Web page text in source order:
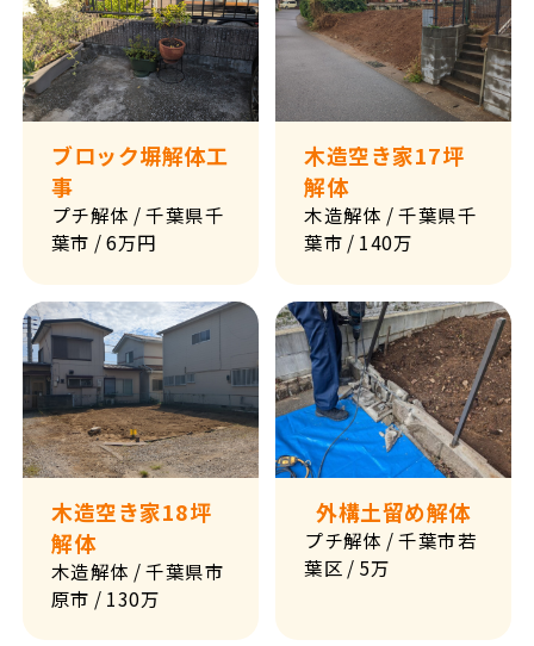
ブロック塀解体工
事
プチ解体 / 千葉県千
葉市 / 6万円
木造空き家17坪
解体
木造解体 / 千葉県千
葉市 / 140万
木造空き家18坪
解体
木造解体 / 千葉県市
原市 / 130万
外構土留め解体
プチ解体 / 千葉市若
葉区 / 5万